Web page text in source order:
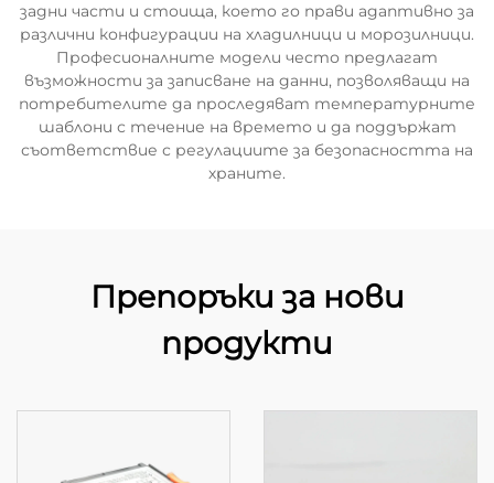
задни части и стоища, което го прави адаптивно за
различни конфигурации на хладилници и морозилници.
Професионалните модели често предлагат
възможности за записване на данни, позволяващи на
потребителите да проследяват температурните
шаблони с течение на времето и да поддържат
съответствие с регулациите за безопасността на
храните.
Препоръки за нови
продукти